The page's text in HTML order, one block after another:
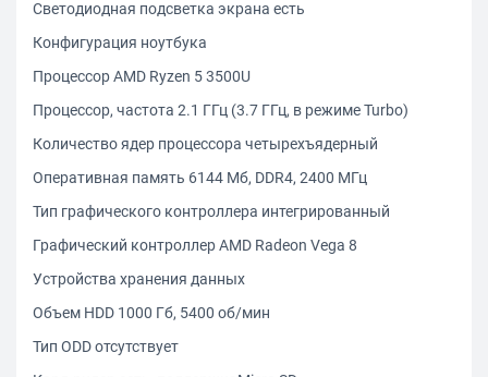
Светодиодная подсветка экрана есть
Конфигурация ноутбука
Процессор AMD Ryzen 5 3500U
Процессор, частота 2.1 ГГц (3.7 ГГц, в режиме Turbo)
Количество ядер процессора четырехъядерный
Оперативная память 6144 Мб, DDR4, 2400 МГц
Тип графического контроллера интегрированный
Графический контроллер AMD Radeon Vega 8
Устройства хранения данных
Объем HDD 1000 Гб, 5400 об/мин
Тип ODD отсутствует